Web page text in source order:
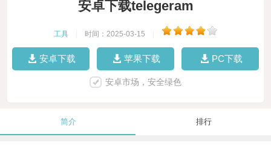
安卓下载telegeram
工具 时间：2025-03-15
安卓下载 苹果下载 PC下载
安卓市场，安全绿色
简介 排行